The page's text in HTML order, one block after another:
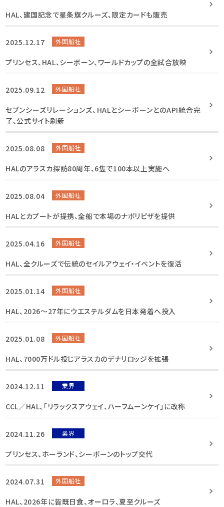
HAL、建国記念で星条旗クルーズ、限定カードも販売
2025.12.17 外国船社
プリンセス、HAL、シーボーン、ワールドカップの全試合放映
2025.09.12 外国船社
セブンシーズリレーションズ、HALとシーボーンとのAPI統合完
了、公式サイト刷新
2025.08.08 外国船社
HALのアラスカ探訪80周年、6隻で100本以上実施へ
2025.08.04 外国船社
HALとカプートが提携、全船で本場のナポリピザを提供
2025.04.16 外国船社
HAL、全クルーズで伝統のセイルアウェイ・イベントを復活
2025.01.14 外国船社
HAL、2026〜27年にウエステルダムを日本発着へ投入
2025.01.08 外国船社
HAL、7000万ドル投じアラスカのデナリロッジを拡張
2024.12.11 業界
CCL／HAL、「リラックスアウェイ、ハーフムーンケイ」に改称
2024.11.26 業界
プリンセス、ホーランド、シーボーンのトップ交代
2024.07.31 外国船社
HAL、2026年に皆既日食、オーロラ、夏至クルーズ